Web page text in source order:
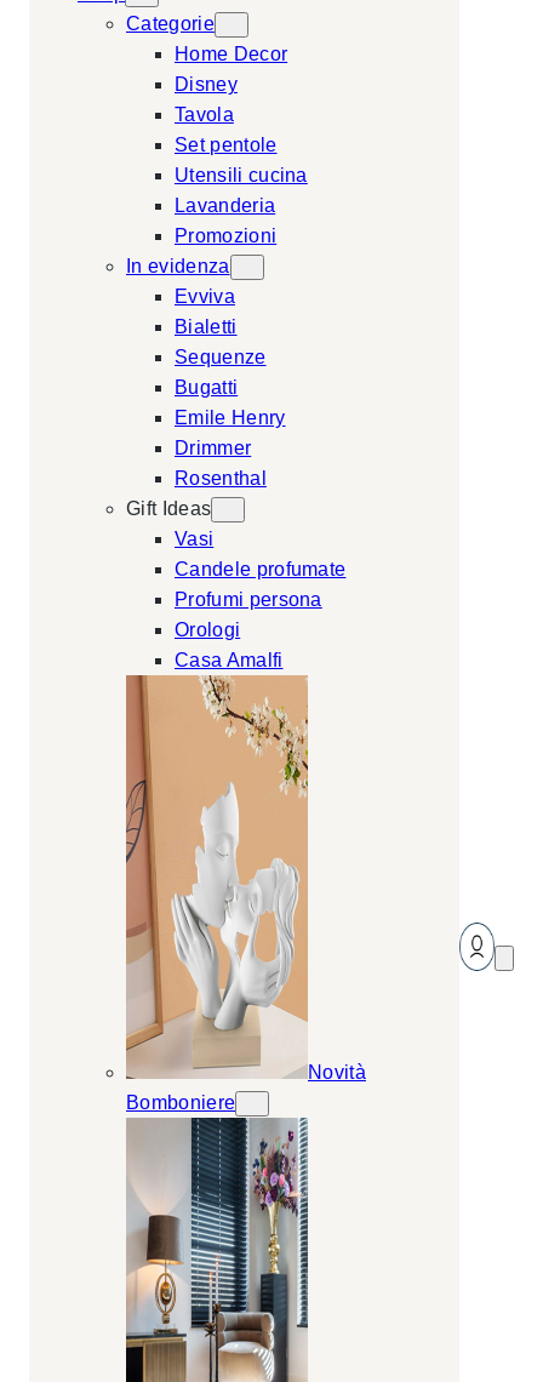
s
Categorie
Home Decor
Disney
Tavola
Set pentole
Utensili cucina
Lavanderia
Promozioni
In evidenza
Evviva
Bialetti
Sequenze
Bugatti
Emile Henry
Drimmer
Rosenthal
Gift Ideas
Vasi
Candele profumate
Profumi persona
Orologi
Casa Amalfi
Novità
Bomboniere